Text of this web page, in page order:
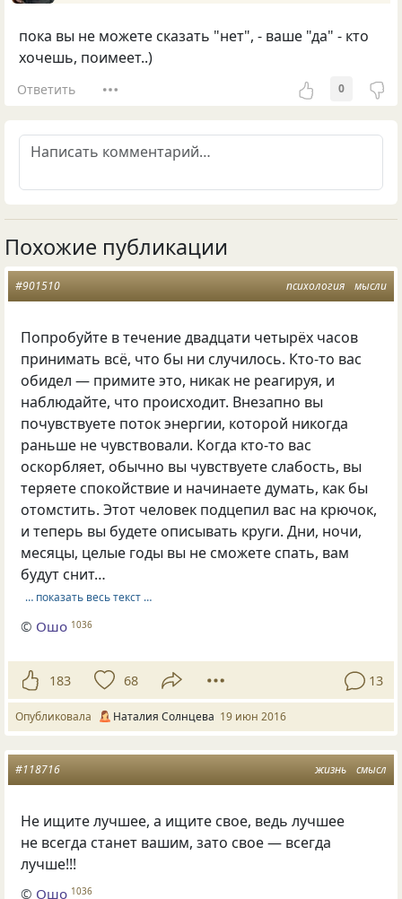
пока вы не можете сказать "нет", - ваше "да" - кто
хочешь, поимеет..)
Ответить 0
Похожие публикации
психология мысли
#901510
Попробуйте в течение двадцати четырёх часов
принимать всё, что бы ни случилось. Кто-то вас
обидел — примите это, никак не реагируя, и
наблюдайте, что происходит. Внезапно вы
почувствуете поток энергии, которой никогда
раньше не чувствовали. Когда кто-то вас
оскорбляет, обычно вы чувствуете слабость, вы
теряете спокойствие и начинаете думать, как бы
отомстить. Этот человек подцепил вас на крючок,
и теперь вы будете описывать круги. Дни, ночи,
месяцы, целые годы вы не сможете спать, вам
будут снит…
… показать весь текст …
© Ошо 1036
183 68 13
Опубликовала Наталия Солнцева 19 июн 2016
жизнь смысл
#118716
Не ищите лучшее, а ищите свое, ведь лучшее
не всегда станет вашим, зато свое — всегда
лучше!!!
© Ошо 1036